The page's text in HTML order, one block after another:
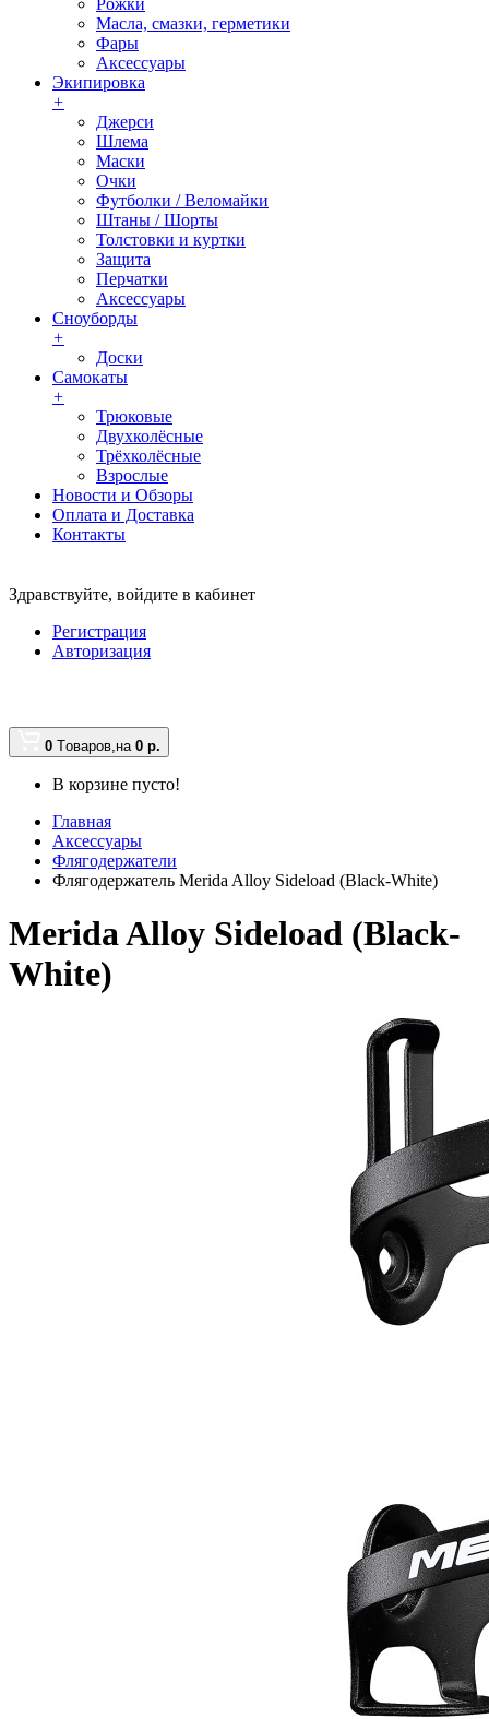
Рожки
Масла, смазки, герметики
Фары
Аксессуары
Экипировка
+
Джерси
Шлема
Маски
Очки
Футболки / Веломайки
Штаны / Шорты
Толстовки и куртки
Защита
Перчатки
Аксессуары
Сноуборды
+
Доски
Самокаты
+
Трюковые
Двухколёсные
Трёхколёсные
Взрослые
Новости и Обзоры
Оплата и Доставка
Контакты
Здравствуйте, войдите в кабинет
Регистрация
Авторизация
0 Tоваров,на 0 р.
В корзине пусто!
Главная
Аксессуары
Флягодержатели
Флягодержатель Merida Alloy Sideload (Black-White)
Merida Alloy Sideload (Black-
White)